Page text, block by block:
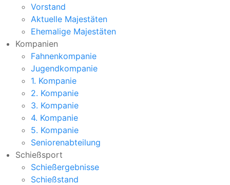
Vorstand
Aktuelle Majestäten
Ehemalige Majestäten
Kompanien
Fahnenkompanie
Jugendkompanie
1. Kompanie
2. Kompanie
3. Kompanie
4. Kompanie
5. Kompanie
Seniorenabteilung
Schießsport
Schießergebnisse
Schießstand